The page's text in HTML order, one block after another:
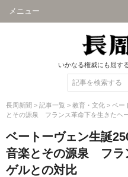
メニュー
いかなる権威にも屈す
長周新聞 > 記事一覧 > 教育・文化 > ベー
とその源泉 フランス革命下を生きたヘ
ベートーヴェン生誕
音楽とその源泉 フラ
ゲルとの対比